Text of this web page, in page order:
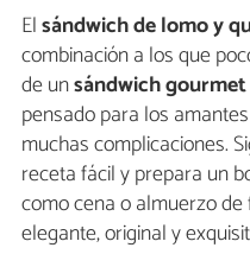
Elsándwich de lomo y
combinación a los que
de unsándwich gourmet
pensado para los
muchas complicaciones.
receta fácil y prepara un
como cena o almuerzo
elegante, original y